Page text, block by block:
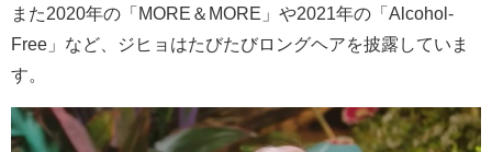
また2020年の「MORE＆MORE」や2021年の「 Alcohol-
Free」など、ジヒョはたびたびロングヘアを披露していま
す。